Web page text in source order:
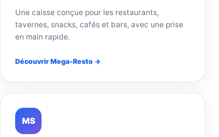
Une caisse conçue pour les restaurants,
tavernes, snacks, cafés et bars, avec une prise
en main rapide.
Découvrir Mega-Resto →
MS